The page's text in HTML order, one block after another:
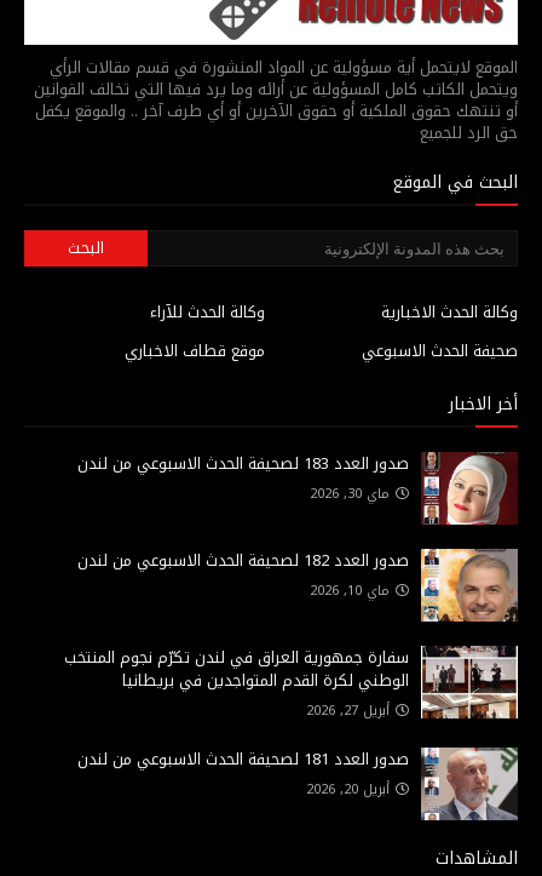
الموقع لايتحمل أية مسؤولية عن المواد المنشورة في قسم مقالات الرأي
ويتحمل الكاتب كامل المسؤولية عن أرائه وما يرد فيها التي تخالف القوانين
أو تنتهك حقوق الملكية أو حقوق الآخرين أو أي طرف آخر .. والموقع يكفل
حق الرد للجميع
البحث في الموقع
وكالة الحدث للآراء
وكالة الحدث الاخبارية
موقع قطاف الاخباري
صحيفة الحدث الاسبوعي
أخر الاخبار
صدور العدد 183 لصحيفة الحدث الاسبوعي من لندن
ماي 30, 2026
صدور العدد 182 لصحيفة الحدث الاسبوعي من لندن
ماي 10, 2026
سفارة جمهورية العراق في لندن تكرّم نجوم المنتخب
الوطني لكرة القدم المتواجدين في بريطانيا
أبريل 27, 2026
صدور العدد 181 لصحيفة الحدث الاسبوعي من لندن
أبريل 20, 2026
المشاهدات